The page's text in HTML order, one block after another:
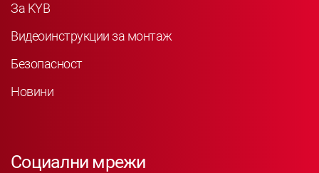
За KYB
Видеоинструкции за монтаж
Безопасност
Новини
Социални мрежи